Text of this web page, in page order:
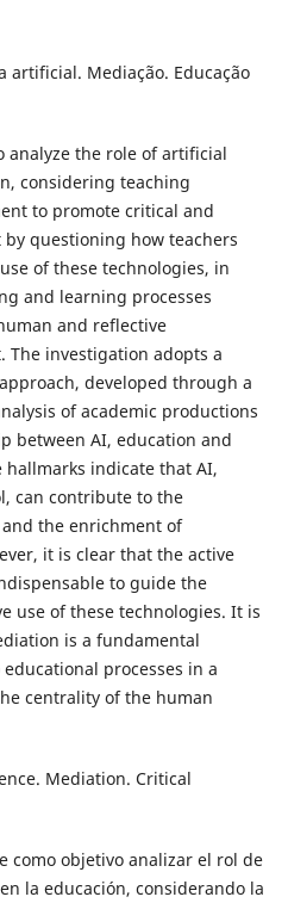
artificial. Mediação. Educação
analyze the role of artificial
considering teaching
to promote critical and
questioning how teachers
of these technologies, in
and learning processes
and reflective
investigation adopts a
developed through a
of academic productions
between AI, education and
indicate that AI,
can contribute to the
the enrichment of
it is clear that the active
to guide the
use of these technologies. It is
is a fundamental
processes in a
centrality of the human
Mediation. Critical
como objetivo analizar el rol de
la educación, considerando la